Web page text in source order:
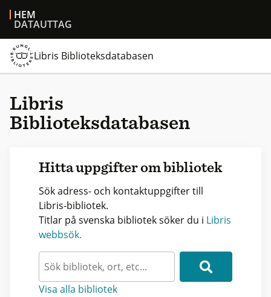
HEM
DATAUTTAG
Libris Biblioteksdatabasen
Libris
Biblioteksdatabasen
Hitta uppgifter om bibliotek
Sök adress- och kontaktuppgifter till
Libris-bibliotek.
Titlar på svenska bibliotek söker du i Libris
webbsök.
Visa alla bibliotek